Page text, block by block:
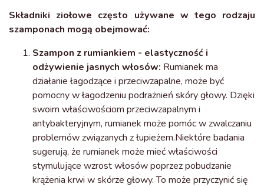
Składniki ziołowe często używane w tego rodzaju
szamponach mogą obejmować:
Szampon z rumiankiem - elastyczność i
odżywienie jasnych włosów: Rumianek ma
działanie łagodzące i przeciwzapalne, może być
pomocny w łagodzeniu podrażnień skóry głowy. Dzięki
swoim właściwościom przeciwzapalnym i
antybakteryjnym, rumianek może pomóc w zwalczaniu
problemów związanych z łupieżem.Niektóre badania
sugerują, że rumianek może mieć właściwości
stymulujące wzrost włosów poprzez pobudzanie
krążenia krwi w skórze głowy. To może przyczynić się